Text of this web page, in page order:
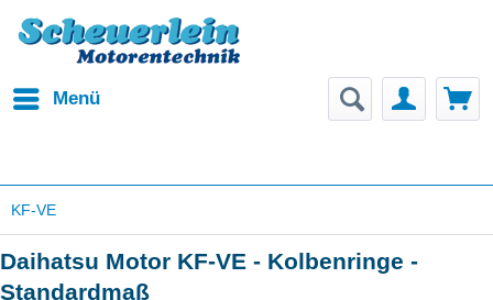
Menü
KF-VE
Daihatsu Motor KF-VE - Kolbenringe -
Standardmaß